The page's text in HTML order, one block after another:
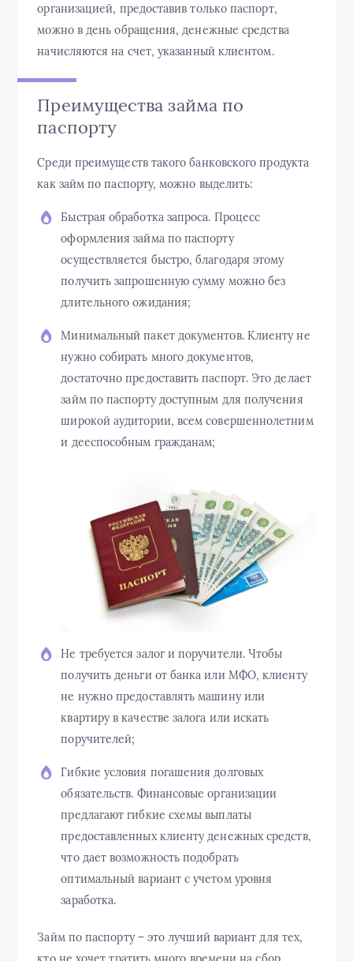
организацией, предоставив только паспорт,
можно в день обращения, денежные средства
начисляются на счет, указанный клиентом.
Преимущества займа по
паспорту
Среди преимуществ такого банковского продукта
как займ по паспорту, можно выделить:
Быстрая обработка запроса. Процесс
оформления займа по паспорту
осуществляется быстро, благодаря этому
получить запрошенную сумму можно без
длительного ожидания;
Минимальный пакет документов. Клиенту не
нужно собирать много документов,
достаточно предоставить паспорт. Это делает
займ по паспорту доступным для получения
широкой аудитории, всем совершеннолетним
и дееспособным гражданам;
Не требуется залог и поручители. Чтобы
получить деньги от банка или МФО, клиенту
не нужно предоставлять машину или
квартиру в качестве залога или искать
поручителей;
Гибкие условия погашения долговых
обязательств. Финансовые организации
предлагают гибкие схемы выплаты
предоставленных клиенту денежных средств,
что дает возможность подобрать
оптимальный вариант с учетом уровня
заработка.
Займ по паспорту – это лучший вариант для тех,